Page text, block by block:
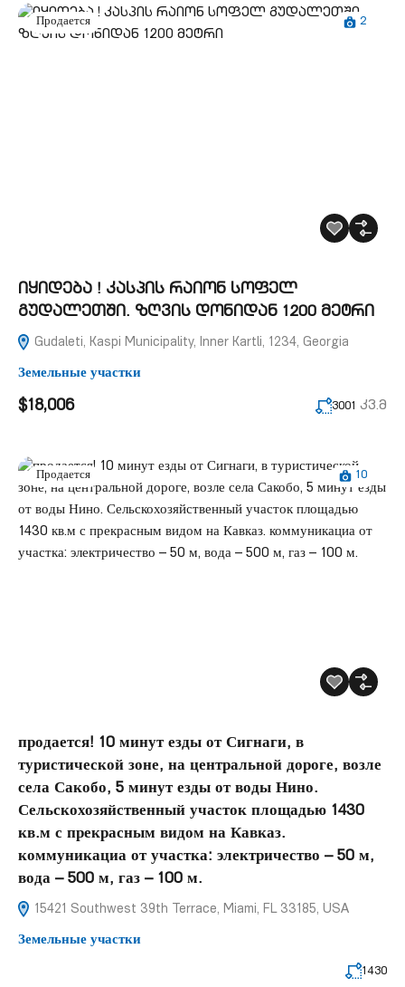
Продается 2
იყიდება ! კასპის რაიონ სოფელ
გუდალეთში. ზღვის დონიდან 1200 მეტრი
Gudaleti, Kaspi Municipality, Inner Kartli, 1234, Georgia
Земельные участки
$18,006 3001 კვ.მ
Продается 10
продается! 10 минут езды от Сигнаги, в
туристической зоне, на центральной дороге, возле
села Сакобо, 5 минут езды от воды Нино.
Сельскохозяйственный участок площадью 1430
кв.м с прекрасным видом на Кавказ.
коммуникациа от участка: электричество – 50 м,
вода – 500 м, газ – 100 м.
15421 Southwest 39th Terrace, Miami, FL 33185, USA
Земельные участки
1430